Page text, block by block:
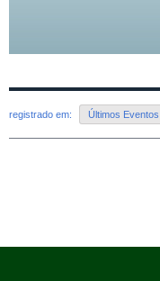
registrado em: Últimos Eventos